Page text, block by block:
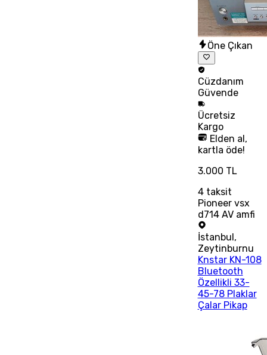
Öne Çıkan
Cüzdanım
Güvende
Ücretsiz
Kargo
Elden al,
kartla öde!
3.000 TL
4taksit
Pioneer vsx
d714 AV amfi
İstanbul ,
Zeytinburnu
Knstar KN-108
Bluetooth
Özellikli 33-
45-78 Plaklar
Çalar Pikap